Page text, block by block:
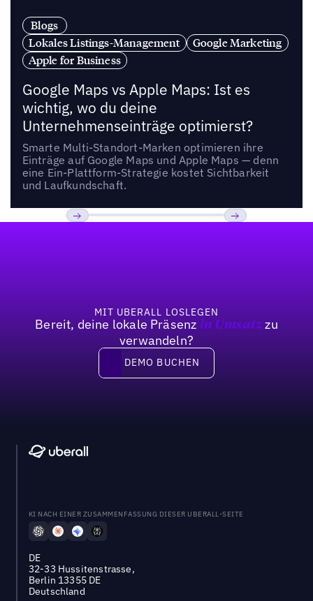
Blogs
Lokales Listings-Management
Google Marketing
Apple for Business
Google Maps vs Apple Maps: Ist es
wichtig, wo du deine
Unternehmenseinträge optimierst?
Smarte Multi-Standort-Marken optimieren ihre
Einträge auf Google Maps und Apple Maps — denn
eine Ein-Plattform-Strategie kostet Sichtbarkeit
und Laufkundschaft.
MIT UBERALL LOSLEGEN
Bereit, deine lokale Präsenz in Umsatzzu
verwandeln?
DEMO BUCHEN
DEMO BUCHEN
KI NACH EINER ZUSAMMENFASSUNG DIESER UBERALL-SEITE
DE
32-33 Hussitenstrasse,
Berlin 13355 DE
Deutschland